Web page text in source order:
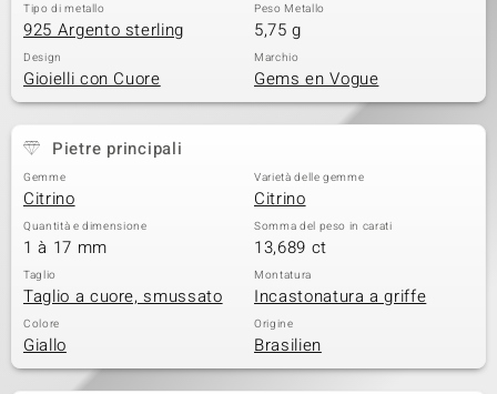
Tipo di metallo
925 Argento sterling
Peso Metallo
5,75 g
Design
Gioielli con Cuore
Marchio
Gems en Vogue
Pietre principali
Gemme
Citrino
Varietà delle gemme
Citrino
Quantità e dimensione
1 à 17 mm
Somma del peso in carati
13,689 ct
Taglio
Taglio a cuore, smussato
Montatura
Incastonatura a griffe
Colore
Giallo
Origine
Brasilien